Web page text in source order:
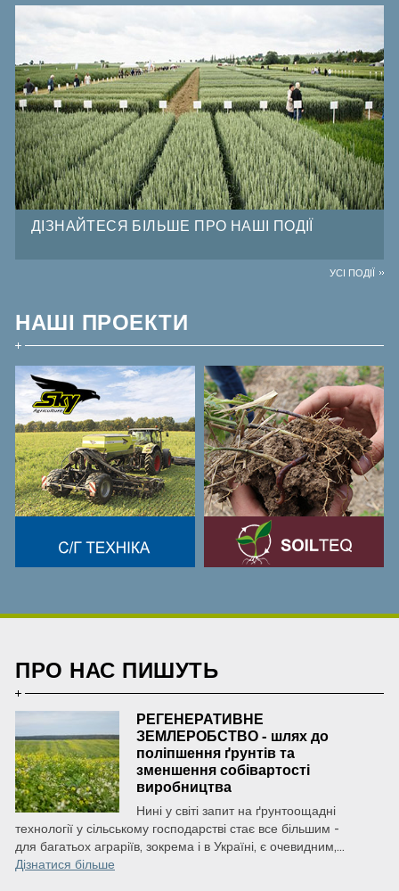
ДІЗНАЙТЕСЯ БІЛЬШЕ ПРО НАШІ ПОДІЇ
УСІ ПОДІЇ
НАШІ ПРОЕКТИ
ПРО НАС ПИШУТЬ
РЕГЕНЕРАТИВНЕ
ЗЕМЛЕРОБСТВО - шлях до
поліпшення ґрунтів та
зменшення собівартості
виробництва
Нині у світі запит на ґрунтоощадні
технології у сільському господарстві стає все більшим -
для багатьох аграріїв, зокрема і в Україні, є очевидним,...
Дізнатися більше